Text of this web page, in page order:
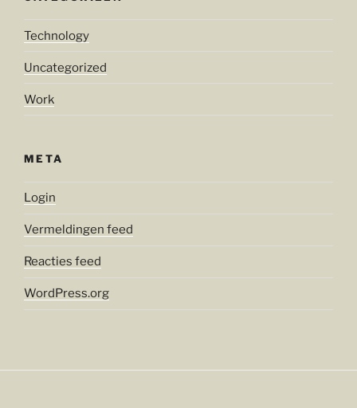
Technology
Uncategorized
Work
META
Login
Vermeldingen feed
Reacties feed
WordPress.org